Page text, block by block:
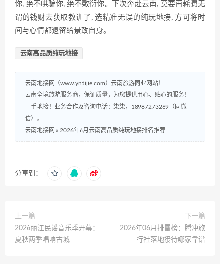
你, 绝不哄骗你, 绝不敷衍你。下次奔赴云南, 莫要再耗费无
谓的钱财去获取教训了, 选精准无误的纯玩地接, 方可将时
间与心情都遗留给景致自身。
云南高品质纯玩地接
云南地接网（www.yndijie.com）云南旅游同业网站！
云南全境旅游服务商，保证质量，为您提供用心、贴心的服务！
一手地接！业务合作及咨询电话：柒柒，18987273269（同微
信）。
云南地接网 » 2026年6月云南高品质纯玩地接排名推荐
分享到：
上一篇
2026丽江民谣音乐季开幕：
夏秋两季唱响古城
下一篇
2026年06月排雷榜：腾冲旅
行社落地接待哪家靠谱